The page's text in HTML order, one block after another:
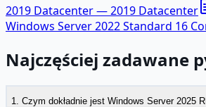
2019 Datacenter — 2019 Datacenter
Windows Server 2022 Standard 16
Najczęściej zadawane
1. Czym dokładnie jest Windows Server 2025